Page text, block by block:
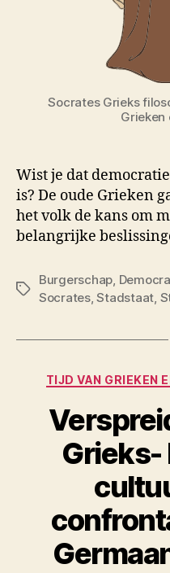
Socrates Grieks
Grieken
Wist je dat
is? De oude Grieken
het volk de kans om
belangrijke
Tags
Burgerschap
Socrates,Stadstaat
TIJD VAN GRIEKEN
Grieks-